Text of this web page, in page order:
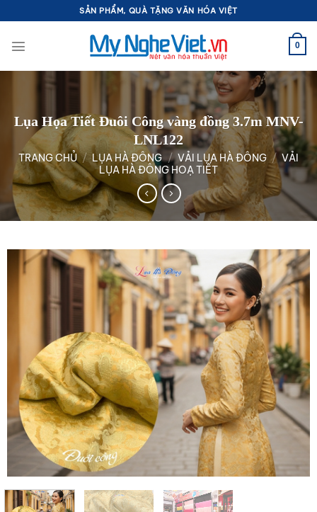
qua
nội
SẢN PHẨM, QUÀ TẶNG VĂN HÓA VIỆT
0
Lụa Họa Tiết Đuôi Công vàng đồng 3.7m MNV-
LNL122
TRANG CHỦ / LỤA HÀ ĐÔNG / VẢI LỤA HÀ ĐÔNG / VẢI
LỤA HÀ ĐÔNG HOẠ TIẾT